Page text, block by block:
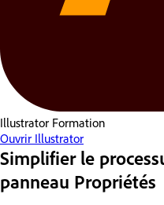
Illustrator Formation
Ouvrir Illustrator
Simplifier le
panneau Propriétés